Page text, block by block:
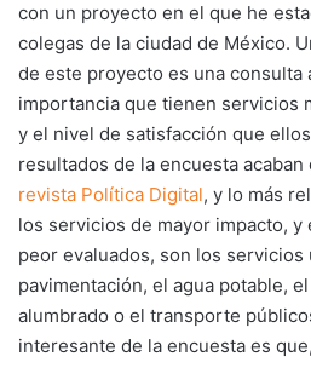
con un proyecto en el que he
colegas de la ciudad de México.
de este proyecto es una consulta
importancia que tienen servicios
y el nivel de satisfacción que
resultados de la encuesta acaban
revista Política Digital, y lo más
los servicios de mayor impacto, y
peor evaluados, son los servicios
pavimentación, el agua potable,
alumbrado o el transporte
interesante de la encuesta es